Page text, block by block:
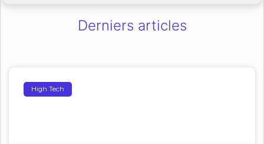
Derniers articles
High Tech